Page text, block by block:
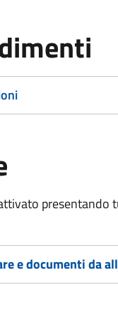
e documenti da